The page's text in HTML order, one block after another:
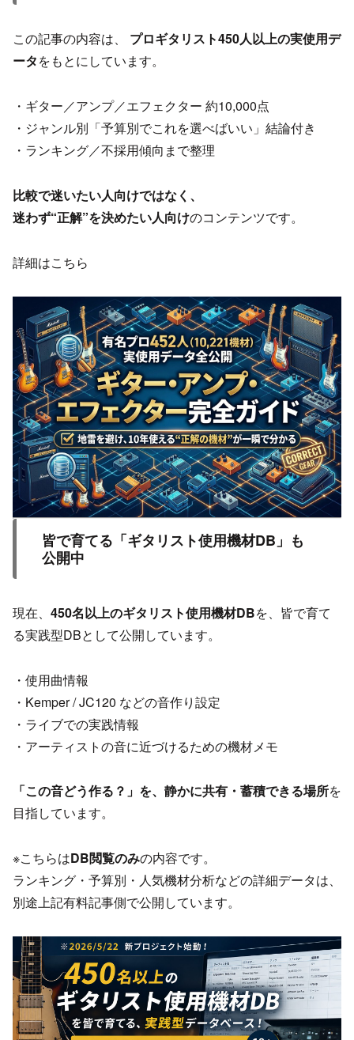
この記事の内容は、 プロギタリスト450人以上の実使用デ
ータをもとにしています。
・ギター／アンプ／エフェクター 約10,000点
・ジャンル別「予算別でこれを選べばいい」結論付き
・ランキング／不採用傾向まで整理
比較で迷いたい人向けではなく、
迷わず“正解”を決めたい人向けのコンテンツです。
詳細はこちら
皆で育てる「ギタリスト使用機材DB」も
公開中
現在、 450名以上のギタリスト使用機材DBを、皆で育て
る実践型DBとして公開しています。
・使用曲情報
・Kemper / JC120 などの音作り設定
・ライブでの実践情報
・アーティストの音に近づけるための機材メモ
「この音どう作る？」を、静かに共有・蓄積できる場所を
目指しています。
※こちらはDB閲覧のみの内容です。
ランキング・予算別・人気機材分析などの詳細データは、
別途上記有料記事側で公開しています。